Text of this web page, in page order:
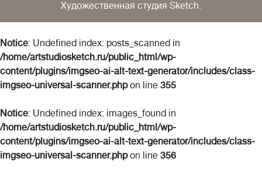
Художественная студия Sketch.
Notice: Undefined index: posts_scanned in
/home/artstudiosketch.ru/public_html/wp-
content/plugins/imgseo-ai-alt-text-generator/includes/class-
imgseo-universal-scanner.phpon line 355
Notice: Undefined index: images_found in
/home/artstudiosketch.ru/public_html/wp-
content/plugins/imgseo-ai-alt-text-generator/includes/class-
imgseo-universal-scanner.phpon line 356